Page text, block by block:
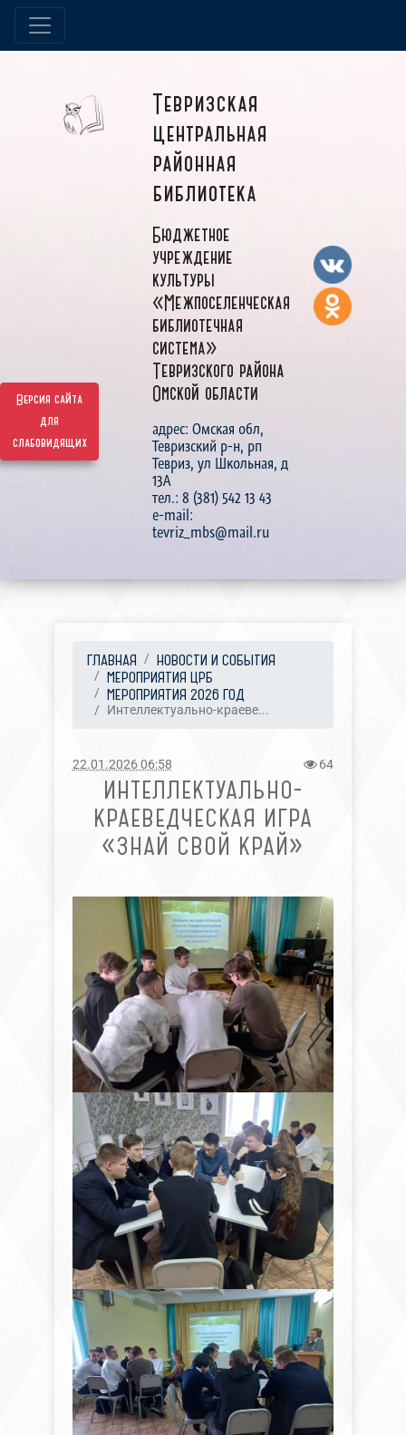
Версия сайта
для
слабовидящих
Тевризская
центральная
районная
библиотека
Бюджетное
учреждение
культуры
«Межпоселенческая
библиотечная
система»
Тевризского района
Омской области
адрес: Омская обл,
Тевризский р-н, рп
Тевриз, ул Школьная, д
13А
тел.: 8 (381) 542 13 43
e-mail:
tevriz_mbs@mail.ru
ГЛАВНАЯ
НОВОСТИ И СОБЫТИЯ
МЕРОПРИЯТИЯ ЦРБ
МЕРОПРИЯТИЯ 2026 ГОД
Интеллектуально-краеве...
22.01.2026 06:58 64
ИНТЕЛЛЕКТУАЛЬНО-
КРАЕВЕДЧЕСКАЯ ИГРА
«ЗНАЙ СВОЙ КРАЙ»